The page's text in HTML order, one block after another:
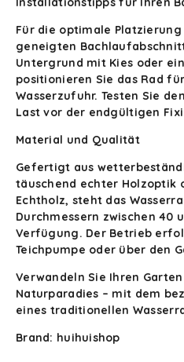
Für die optimale
geneigten
Untergrund mit Kies oder
positionieren Sie das Rad
Wasserzufuhr. Testen Sie
Last vor der endgültigen
Material und Qualität
Gefertigt aus
täuschend echter Holzoptik
Echtholz, steht das
Durchmessern zwischen 40
Verfügung. Der Betrieb
Teichpumpe oder über den
Verwandeln Sie Ihren
Naturparadies – mit dem
eines traditionellen
Brand: huihuishop